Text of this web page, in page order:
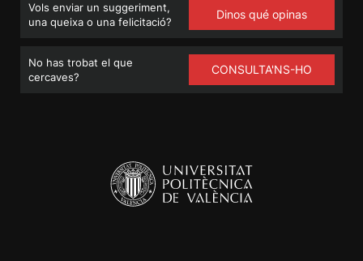
Vols enviar un suggeriment,
una queixa o una felicitació?
Dinos qué opinas
No has trobat el que
cercaves?
CONSULTA'NS-HO